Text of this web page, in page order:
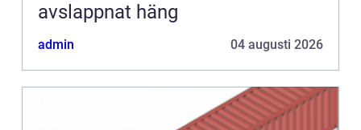
avslappnat häng
admin 04 augusti 2026